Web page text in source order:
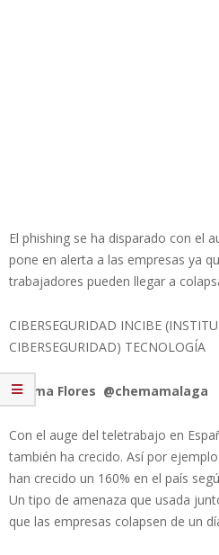
El phishing se ha disparado con el
pone en alerta a las empresas ya
trabajadores pueden llegar a
CIBERSEGURIDAD INCIBE
CIBERSEGURIDAD) TECNOLOGÍA
Chema Flores @chemamalaga
Con el auge del teletrabajo en
también ha crecido. Así por
han crecido un 160% en el país
Un tipo de amenaza que usada
que las empresas colapsen de un